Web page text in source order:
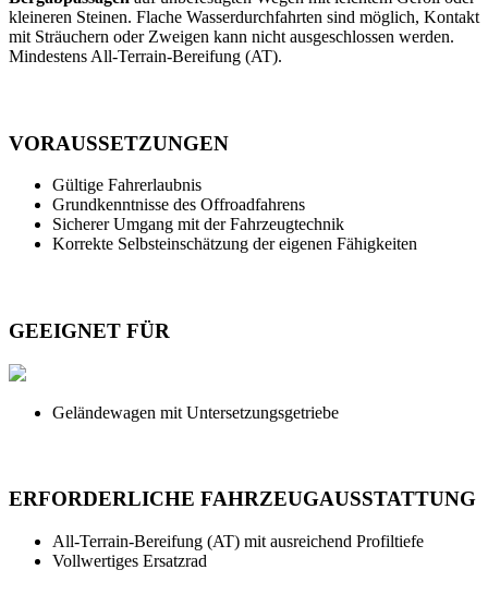
kleineren Steinen. Flache Wasserdurchfahrten sind möglich, Kontakt
mit Sträuchern oder Zweigen kann nicht ausgeschlossen werden.
Mindestens All-Terrain-Bereifung (AT).
VORAUSSETZUNGEN
Gültige Fahrerlaubnis
Grundkenntnisse des Offroadfahrens
Sicherer Umgang mit der Fahrzeugtechnik
Korrekte Selbsteinschätzung der eigenen Fähigkeiten
GEEIGNET FÜR
Geländewagen mit Untersetzungsgetriebe
ERFORDERLICHE FAHRZEUGAUSSTATTUNG
All-Terrain-Bereifung (AT) mit ausreichend Profiltiefe
Vollwertiges Ersatzrad